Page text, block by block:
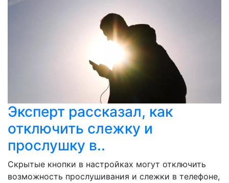
Эксперт рассказал, как
отключить слежку и
прослушку в..
Скрытые кнопки в настройках могут отключить
возможность прослушивания и слежки в телефоне,